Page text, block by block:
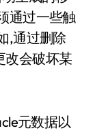
通过一些触
,通过删除
改会破坏某
元数据以